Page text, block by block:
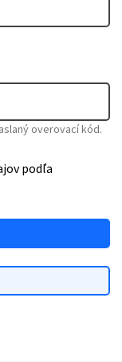
overovací kód.
podľa